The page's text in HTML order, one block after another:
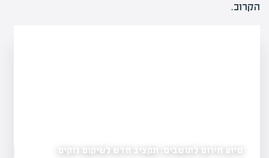
הקרוב.
סיוע חירום לתושבים: תקציב חדש לשיקום נזקיםמענה מהיר לנזקי מים: